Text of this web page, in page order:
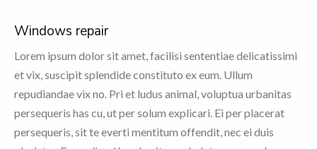
Windows repair
Lorem ipsum dolor sit amet, facilisi sententiae delicatissimi
et vix, suscipit splendide constituto ex eum. Ullum
repudiandae vix no. Pri et ludus animal, voluptua urbanitas
persequeris has cu, ut per solum explicari. Ei per placerat
persequeris, sit te everti mentitum offendit, nec ei duis